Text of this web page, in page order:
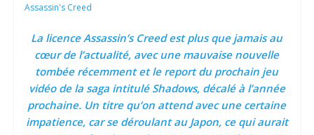
Assassin's Creed
La licence Assassin’s Creed est plus que jamais au
cœur de l’actualité, avec une mauvaise nouvelle
tombée récemment et le report du prochain jeu
vidéo de la saga intitulé Shadows, décalé à l’année
prochaine. Un titre qu’on attend avec une certaine
impatience, car se déroulant au Japon, ce qui aurait